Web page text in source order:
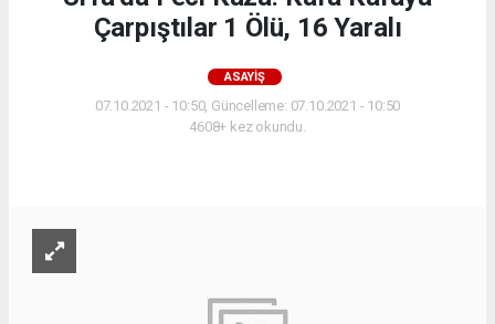
Çarpıştılar 1 Ölü, 16 Yaralı
ASAYIŞ
07.10.2021 - 10:50, Güncelleme: 07.10.2021 - 10:50
4608+ kez okundu.